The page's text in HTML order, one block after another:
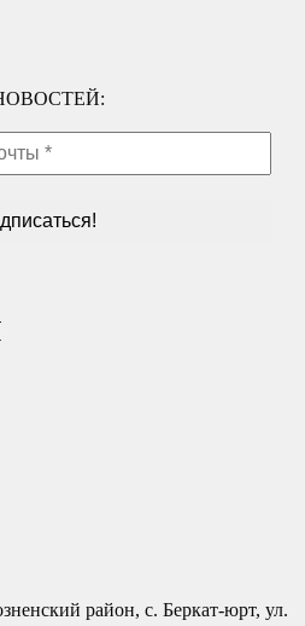
район, с. Беркат-юрт, ул.